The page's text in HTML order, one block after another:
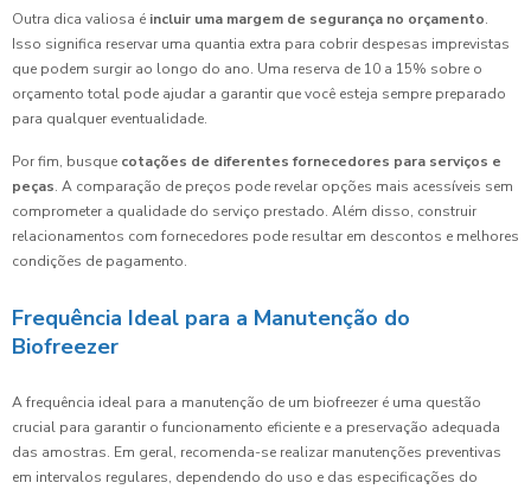
Outra dica valiosa é incluir uma margem de segurança no orçamento.
Isso significa reservar uma quantia extra para cobrir despesas imprevistas
que podem surgir ao longo do ano. Uma reserva de 10 a 15% sobre o
orçamento total pode ajudar a garantir que você esteja sempre preparado
para qualquer eventualidade.
Por fim, busque cotações de diferentes fornecedores para serviços e
peças. A comparação de preços pode revelar opções mais acessíveis sem
comprometer a qualidade do serviço prestado. Além disso, construir
relacionamentos com fornecedores pode resultar em descontos e melhores
condições de pagamento.
Frequência Ideal para a Manutenção do
Biofreezer
A frequência ideal para a manutenção de um biofreezer é uma questão
crucial para garantir o funcionamento eficiente e a preservação adequada
das amostras. Em geral, recomenda-se realizar manutenções preventivas
em intervalos regulares, dependendo do uso e das especificações do